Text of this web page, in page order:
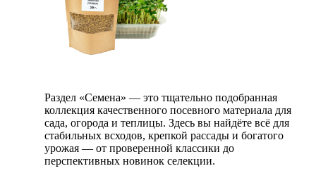
Раздел «Семена» — это тщательно подобранная
коллекция качественного посевного материала для
сада, огорода и теплицы. Здесь вы найдёте всё для
стабильных всходов, крепкой рассады и богатого
урожая — от проверенной классики до
перспективных новинок селекции.